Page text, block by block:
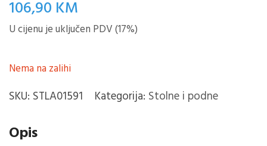
106,90 KM
U cijenu je uključen PDV (17%)
Nema na zalihi
SKU: STLA01591 Kategorija: Stolne i podne
Opis